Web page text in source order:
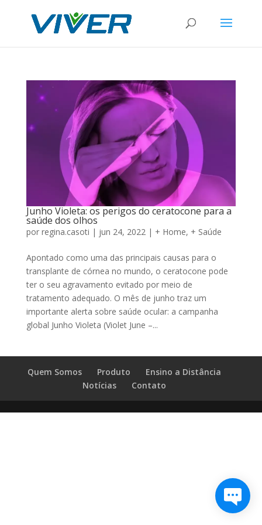
Junho Violeta: os perigos do ceratocone para a
saúde dos olhos
por regina.casoti | jun 24, 2022| + Home, + Saúde
Apontado como uma das principais causas para o
transplante de córnea no mundo, o ceratocone pode
ter o seu agravamento evitado por meio de
tratamento adequado. O mês de junho traz um
importante alerta sobre saúde ocular: a campanha
global Junho Violeta (Violet June –...
Quem Somos Produto
Ensino a Distância
Notícias
Contato